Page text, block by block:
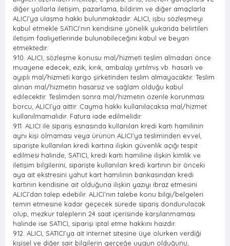
diğer yollarla iletişim, pazarlama, bildirim ve diğer amaçlarla
ALICI’ya ulaşma hakkı bulunmaktadır. ALICI, işbu sözleşmeyi
kabul etmekle SATICI’nın kendisine yönelik yukarıda belirtilen
iletişim faaliyetlerinde bulunabileceğini kabul ve beyan
etmektedir.
9.10. ALICI, sözleşme konusu mal/hizmeti teslim almadan önce
muayene edecek; ezik, kırık, ambalajı yırtılmış vb. hasarlı ve
ayıplı mal/hizmeti kargo şirketinden teslim almayacaktır. Teslim
alınan mal/hizmetin hasarsız ve sağlam olduğu kabul
edilecektir. Teslimden sonra mal/hizmetin özenle korunması
borcu, ALICI’ya aittir. Cayma hakkı kullanılacaksa mal/hizmet
kullanılmamalıdır. Fatura iade edilmelidir.
9.11. ALICI ile sipariş esnasında kullanılan kredi kartı hamilinin
aynı kişi olmaması veya ürünün ALICI’ya tesliminden evvel,
siparişte kullanılan kredi kartına ilişkin güvenlik açığı tespit
edilmesi halinde, SATICI, kredi kartı hamiline ilişkin kimlik ve
iletişim bilgilerini, siparişte kullanılan kredi kartının bir önceki
aya ait ekstresini yahut kart hamilinin bankasından kredi
kartının kendisine ait olduğuna ilişkin yazıyı ibraz etmesini
ALICI’dan talep edebilir. ALICI’nın talebe konu bilgi/belgeleri
temin etmesine kadar geçecek sürede sipariş dondurulacak
olup, mezkur taleplerin 24 saat içerisinde karşılanmaması
halinde ise SATICI, siparişi iptal etme hakkını haizdir.
9.12. ALICI, SATICI’ya ait internet sitesine üye olurken verdiği
kişisel ve diğer sair bilgilerin gerçeğe uygun olduğunu,